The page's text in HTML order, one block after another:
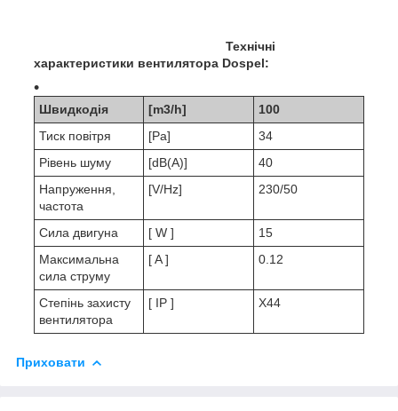
Технічні
характеристики вентилятора Dospel:
Швидкодія [m3/h]
100
Тиск повітря
[Pa]
34
Рівень шуму
[dB(A)]
40
Напруження,
частота
[V/Hz] 230/50
Сила двигуна [ W ]
15
Максимальна
сила струму
[ A ] 0.12
Степінь захисту
вентилятора
[ IP ] X44
Приховати